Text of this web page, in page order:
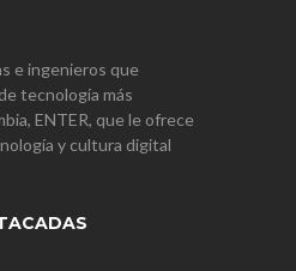
e ingenieros que
tecnología más
ENTER, que le ofrece
y cultura digital